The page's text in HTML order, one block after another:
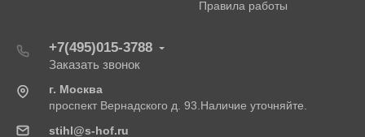
Правила работы
+7(495)015-3788
Заказать звонок
г. Москва
проспект Вернадского д. 93.Наличие уточняйте.
stihl@s-hof.ru